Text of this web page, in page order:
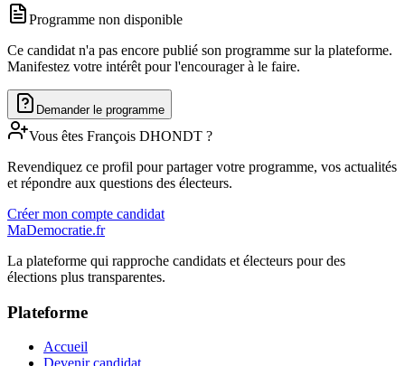
Programme non disponible
Ce candidat n'a pas encore publié son programme sur la plateforme.
Manifestez votre intérêt pour l'encourager à le faire.
Demander le programme
Vous êtes François DHONDT ?
Revendiquez ce profil pour partager votre programme, vos actualités
et répondre aux questions des électeurs.
Créer mon compte candidat
MaDemocratie.fr
La plateforme qui rapproche candidats et électeurs pour des
élections plus transparentes.
Plateforme
Accueil